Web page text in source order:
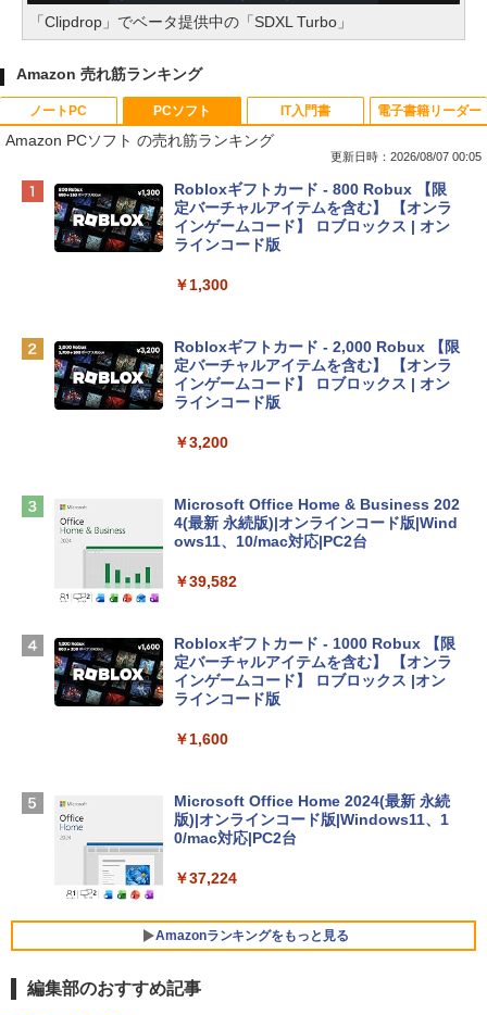
「Clipdrop」でベータ提供中の「SDXL Turbo」
Amazon 売れ筋ランキング
ノートPC
Apple 2026 MacBook Neo A18 Proチッ
プ搭載13インチノートブック：AIとAppl
e Intelligence、Liquid Retinaディスプ
レイ、8GBメモリ、512GB SSD、1080p
ィゴ + 3年延長 AppleCare+ for 13インチ
￥162,598
tomtoc 360°保護 15.6 16インチ パソコ
book Lenovo対応
Apple 2026 MacBook Air M5チップ搭載
igence、13.6インチLiquid Retinaディ
ラ、Touch ID - ミッドナイト + 3年延長
AppleCare+ for 13インチMacBook Air
(M5)|ダウンロード版
￥347,600
ン 15-fd 15.6インチ 16GBメモリ 512GB
SSD インテル Core 5
￥129,800
ersonal/Copilotキー搭載/Win 11/15.6型/
Core i5/16GB/SSD 512GB/ホワイト) FM
PCソフト
Amazon PCソフト の売れ筋ランキング
更新日時：2026/08/07 00:05
Robloxギフトカード - 800 Robux 【限
定バーチャルアイテムを含む】 【オンラ
インゲームコード】 ロブロックス | オン
ラインコード版
￥1,300
Robloxギフトカード - 2,000 Robux 【限
定バーチャルアイテムを含む】 【オンラ
インゲームコード】 ロブロックス | オン
ラインコード版
￥3,200
Microsoft Office Home & Business 202
4(最新 永続版)|オンラインコード版|Wind
ows11、10/mac対応|PC2台
￥39,582
Robloxギフトカード - 1000 Robux 【限
定バーチャルアイテムを含む】 【オンラ
インゲームコード】 ロブロックス |オン
ラインコード版
￥1,600
Microsoft Office Home 2024(最新 永続
版)|オンラインコード版|Windows11、1
0/mac対応|PC2台
￥37,224
Amazonランキングをもっと見る
IT入門書 電子書籍リーダー
編集部のおすすめ記事